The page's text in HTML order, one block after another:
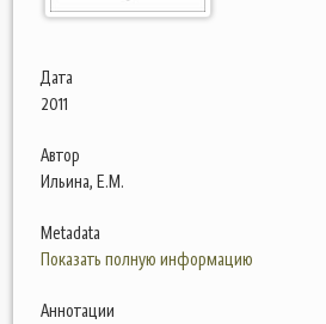
Дата
2011
Автор
Ильина, Е.М.
Metadata
Показать полную информацию
Аннотации